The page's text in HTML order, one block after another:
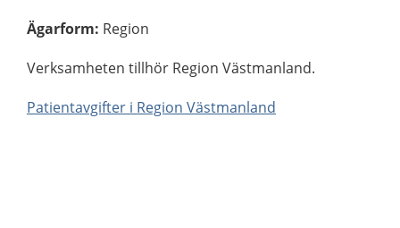
Ägarform: Region
Verksamheten tillhör Region Västmanland.
Patientavgifter i Region Västmanland